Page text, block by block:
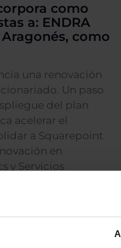
como
a: ENDRA
como
una renovación
Un paso
del plan
acelerar el
a Squarepoint
en
y Servicios